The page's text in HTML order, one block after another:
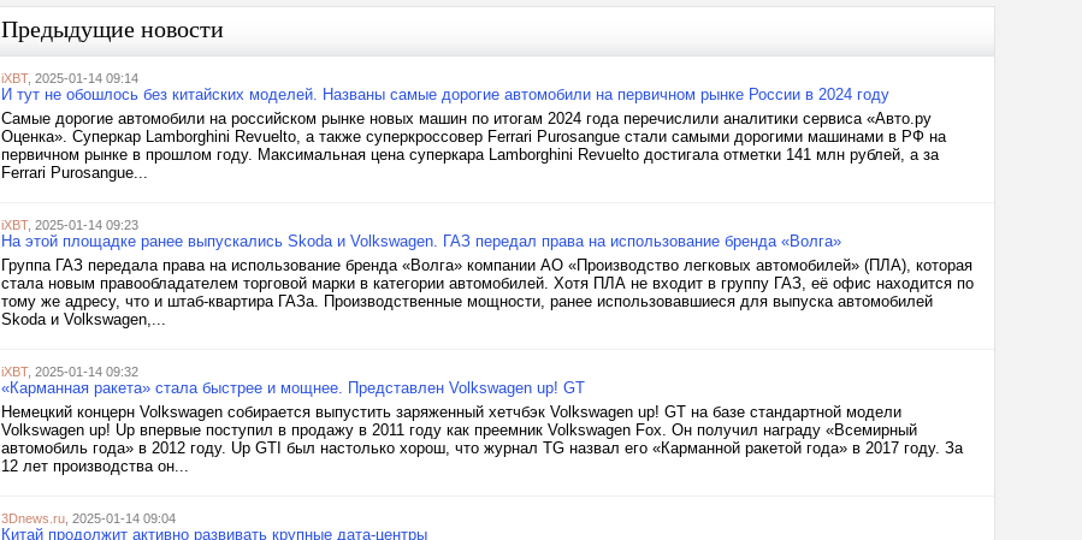
Предыдущие новости
iXBT, 2025-01-14 09:14
И тут не обошлось без китайских моделей. Названы самые дорогие автомобили на первичном рынке России в 2024 году
Самые дорогие автомобили на российском рынке новых машин по итогам 2024 года перечислили аналитики сервиса «Авто.ру
Оценка». Суперкар Lamborghini Revuelto, а также суперкроссовер Ferrari Purosangue стали самыми дорогими машинами в РФ на
первичном рынке в прошлом году. Максимальная цена суперкара Lamborghini Revuelto достигала отметки 141 млн рублей, а за
Ferrari Purosangue...
iXBT, 2025-01-14 09:23
На этой площадке ранее выпускались Skoda и Volkswagen. ГАЗ передал права на использование бренда «Волга»
Группа ГАЗ передала права на использование бренда «Волга» компании АО «Производство легковых автомобилей» (ПЛА), которая
стала новым правообладателем торговой марки в категории автомобилей. Хотя ПЛА не входит в группу ГАЗ, её офис находится по
тому же адресу, что и штаб-квартира ГАЗа. Производственные мощности, ранее использовавшиеся для выпуска автомобилей
Skoda и Volkswagen,...
iXBT, 2025-01-14 09:32
«Карманная ракета» стала быстрее и мощнее. Представлен Volkswagen up! GT
Немецкий концерн Volkswagen собирается выпустить заряженный хетчбэк Volkswagen up! GT на базе стандартной модели
Volkswagen up! Up впервые поступил в продажу в 2011 году как преемник Volkswagen Fox. Он получил награду «Всемирный
автомобиль года» в 2012 году. Up GTI был настолько хорош, что журнал TG назвал его «Карманной ракетой года» в 2017 году. За
12 лет производства он...
3Dnews.ru , 2025-01-14 09:04
Китай продолжит активно развивать крупные дата-центры